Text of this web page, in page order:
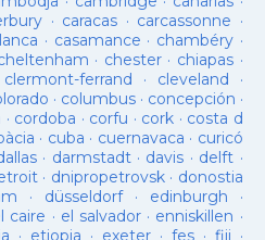
· caracas · carcassonne ·
· casamance · chambéry·
· chester· chiapas ·
clermont-ferrand · cleveland ·
· columbus· concepción ·
· cordoba · corfu · cork · costa d
· cuba · cuernavaca · curicó
· darmstadt· davis · delft ·
· dnipropetrovsk· donostia
· düsseldorf· edinburgh ·
caire · el salvador · enniskillen ·
· etiopia · exeter· fes· fiji ·